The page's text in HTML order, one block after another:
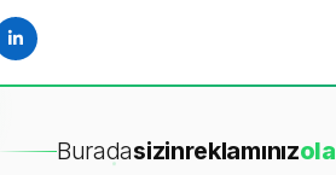
Buradasizinreklamınızola